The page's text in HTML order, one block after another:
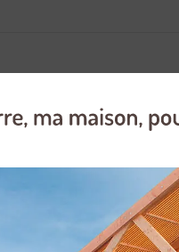
18/10. Diamètre 24 cm.
: ébullition ou bain-